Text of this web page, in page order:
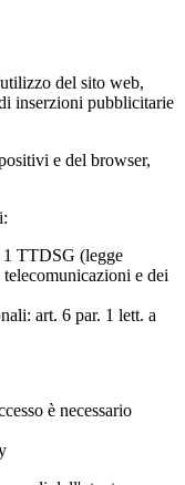
del sito web,
inserzioni pubblicitarie
e del browser,
TTDSG (legge
e dei
art. 6 par. 1 lett. a
è necessario